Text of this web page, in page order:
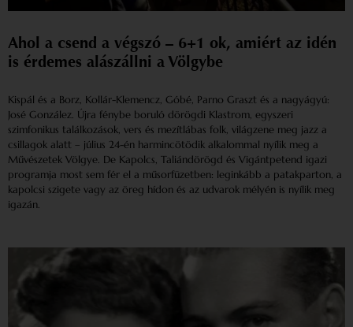
Ahol a csend a végszó – 6+1 ok, amiért az idén
is érdemes alászállni a Völgybe
Kispál és a Borz, Kollár-Klemencz, Góbé, Parno Graszt és a nagyágyú:
José González. Újra fénybe boruló dörögdi Klastrom, egyszeri
szimfonikus találkozások, vers és mezítlábas folk, világzene meg jazz a
csillagok alatt – július 24-én harmincötödik alkalommal nyílik meg a
Művészetek Völgye. De Kapolcs, Taliándörögd és Vigántpetend igazi
programja most sem fér el a műsorfüzetben: leginkább a patakparton, a
kapolcsi szigete vagy az öreg hídon és az udvarok mélyén is nyílik meg
igazán.